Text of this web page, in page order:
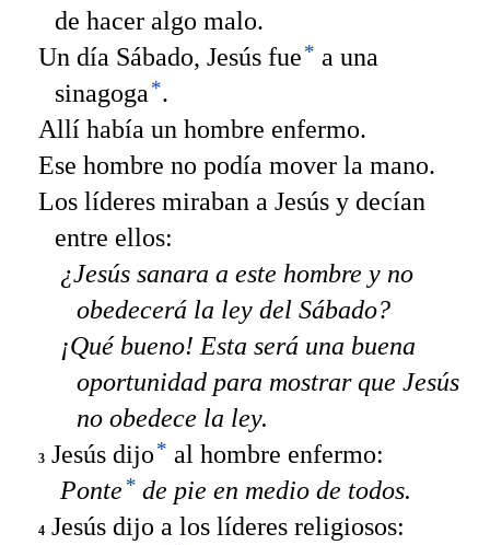
de hacer algo malo.
Un día Sábado, Jesús fue* a una
sinagoga *.
Allí había un hombre enfermo.
Ese hombre no podía mover la mano.
Los líderes miraban a Jesús y decían
entre ellos:
¿Jesús sanara a este hombre y no
obedecerá la ley del Sábado?
¡Qué bueno! Esta será una buena
oportunidad para mostrar que Jesús
no obedece la ley.
3 Jesús dijo* al hombre enfermo:
Ponte * de pie en medio de todos.
4 Jesús dijo a los líderes religiosos: